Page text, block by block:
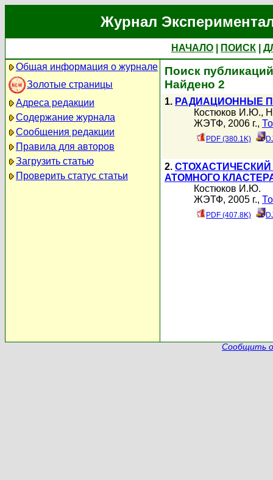
Журнал
НАЧАЛО ПОИСК
Общая информация о журнале
Золотые страницы
Адреса редакции
Содержание журнала
Сообщения редакции
Правила для авторов
Загрузить статью
Проверить статус статьи
Поиск
Найдено 2
1. РАДИАЦИОННЫЕ
Костюков И.Ю.,
ЖЭТФ, 2006 г.,
PDF (380.1K)
2.
АТОМНОГО
Костюков И.Ю.
ЖЭТФ, 2005 г.,
PDF (407.8K)
Сообщить о